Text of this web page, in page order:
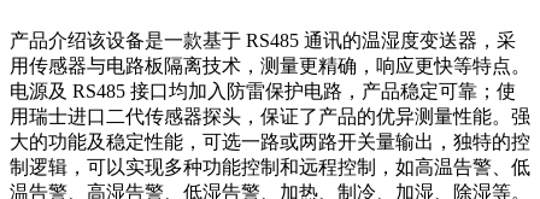
产品介绍该设备是一款基于 RS485 通讯的温湿度变送器，采
用传感器与电路板隔离技术，测量更精确，响应更快等特点。
电源及 RS485 接口均加入防雷保护电路，产品稳定可靠；使
用瑞士进口二代传感器探头，保证了产品的优异测量性能。强
大的功能及稳定性能，可选一路或两路开关量输出，独特的控
制逻辑，可以实现多种功能控制和远程控制，如高温告警、低
温告警、高湿告警、低湿告警、加热、制冷、加湿、除湿等。